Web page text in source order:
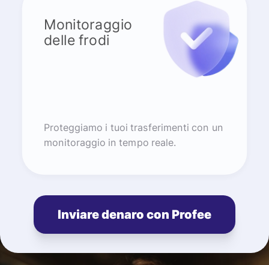
Monitoraggio
delle frodi
Proteggiamo i tuoi trasferimenti con un
monitoraggio in tempo reale.
Inviare denaro con Profee